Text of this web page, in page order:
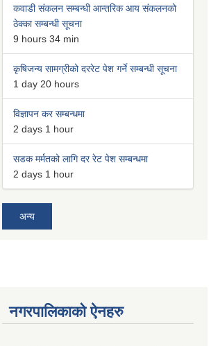
कवाडी संकलन सम्बन्धी आन्तरिक आय संकलनको
ठेक्का सम्बन्धी सूचना
9 hours 34 min
कृषिजन्य सामग्रीको दररेट पेश गर्ने सम्बन्धी सूचना
1 day 20 hours
विज्ञापन कर सम्बन्धमा
2 days 1 hour
सडक मर्मतको लागि दर रेट पेश सम्बन्धमा
2 days 1 hour
अन्य
नगरपालिकाको ऐनहरु